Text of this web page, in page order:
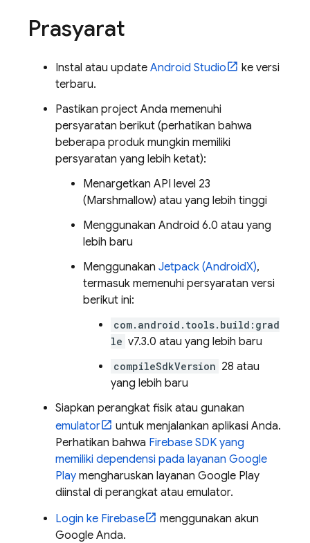
Prasyarat
Instal atau update Android Studio
ke versi
terbaru.
Pastikan project Anda memenuhi
persyaratan berikut (perhatikan bahwa
beberapa produk mungkin memiliki
persyaratan yang lebih ketat):
Menargetkan API level 23
(Marshmallow) atau yang lebih tinggi
Menggunakan Android 6.0 atau yang
lebih baru
Menggunakan Jetpack (AndroidX),
termasuk memenuhi persyaratan versi
berikut ini:
com.android.tools.build:grad
le v7.3.0 atau yang lebih baru
compileSdkVersion 28 atau
yang lebih baru
Siapkan perangkat fisik atau gunakan
emulator
untuk menjalankan aplikasi Anda.
Perhatikan bahwa Firebase SDK yang
memiliki dependensi pada layanan Google
Play mengharuskan layanan Google Play
diinstal di perangkat atau emulator.
Login ke Firebase
menggunakan akun
Google Anda.